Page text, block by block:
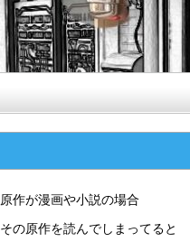
原作が漫画や小説の場合
その原作を読んでしまってると